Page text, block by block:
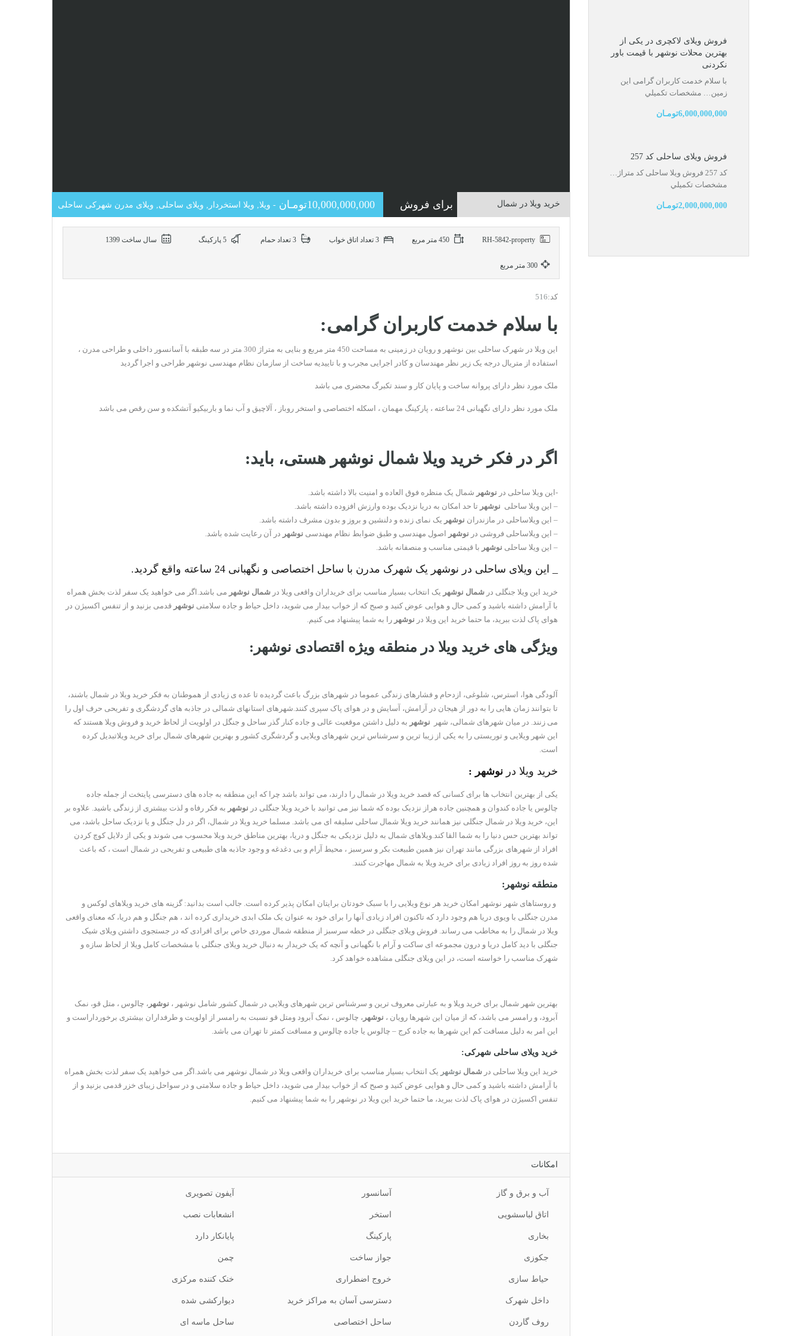
خرید ویلا در شمال برای فروش 10,000,000,000تومـان - ویلا, ویلا استخردار, ویلای ساحلی, ویلای مدرن شهرکی ساحلی
سال ساخت 1399
300 متر مربع
کد:516
با سلام خدمت کاربران گرامی:
این ویلا در شهرک ساحلی بین نوشهر و رویان در زمینی به مساحت 450 متر مربع و بنایی به متراژ 300 متر در سه طبقه با آسانسور داخلی و طراحی مدرن ،
استفاده از متریال درجه یک زیر نظر مهندسان و کادر اجرایی مجرب و با تاییدیه ساخت از سازمان نظام مهندسی نوشهر طراحی و اجرا گردید
ملک مورد نظر دارای پروانه ساخت و پایان کار و سند تکبرگ محضری می باشد
ملک مورد نظر دارای نگهبانی 24 ساعته ، پارکینگ مهمان ، اسکله اختصاصی و استخر روباز ، آلاچیق و آب نما و باربیکیو آتشکده و سن رقص می باشد
اگر در فکر خرید ویلا شمال نوشهر هستی، باید:
-این ویلا ساحلی در نوشهر شمال یک منظره فوق العاده و امنیت بالا داشته باشد.
– این ویلا ساحلی نوشهر تا حد امکان به دریا نزدیک بوده وارزش افزوده داشته باشد.
– این ویلاساحلی در مازندران نوشهر یک نمای زنده و دلنشین و بروز و بدون مشرف داشته باشد.
– این ویلاساحلی فروشی در نوشهر اصول مهندسی و طبق ضوابط نظام مهندسی نوشهر در آن رعایت شده باشد.
– این ویلا ساحلی نوشهر با قیمتی مناسب و منصفانه باشد.
_ این ویلای ساحلی در نوشهر یک شهرک مدرن با ساحل اختصاصی و نگهبانی 24 ساعته واقع گردید.
خرید این ویلا جنگلی در شمال نوشهر یک انتخاب بسیار مناسب برای خریداران واقعی ویلا در شمال نوشهر می باشد.اگر می خواهید یک سفر لذت بخش همراه
با آرامش داشته باشید و کمی حال و هوایی عوض کنید و صبح که از خواب بیدار می شوید، داخل حیاط و جاده سلامتی نوشهر قدمی بزنید و از تنفس اکسیژن در
هوای پاک لذت ببرید، ما حتما خرید این ویلا در نوشهر را به شما پیشنهاد می کنیم.
ویژگی های خرید ویلا در منطقه ویژه اقتصادی نوشهر:
آلودگی هوا، استرس، شلوغی، ازدحام و فشارهای زندگی عموما در شهرهای بزرگ باعث گردیده تا عده ی زیادی از هموطنان به فکر خرید ویلا در شمال باشند،
تا بتوانند زمان هایی را به دور از هیجان در آرامش، آسایش و در هوای پاک سپری کنند.شهرهای استانهای شمالی در جاذبه های گردشگری و تفریحی حرف اول را
می زنند. در میان شهرهای شمالی، شهر نوشهر به دلیل داشتن موقعیت عالی و جاده کنار گذر ساحل و جنگل در اولویت از لحاظ خرید و فروش ویلا هستند که
این شهر ویلایی و توریستی را به یکی از زیبا ترین و سرشناس ترین شهرهای ویلایی و گردشگری کشور و بهترین شهرهای شمال برای خرید ویلاتبدیل کرده
است.
خرید ویلا در نوشهر :
یکی از بهترین انتخاب ها برای کسانی که قصد خرید ویلا در شمال را دارند، می تواند باشد چرا که این منطقه به جاده های دسترسی پایتخت از جمله جاده
چالوس یا جاده کندوان و همچنین جاده هراز نزدیک بوده که شما نیز می توانید با خرید ویلا جنگلی در نوشهر به فکر رفاه و لذت بیشتری از زندگی باشید. علاوه بر
این، خرید ویلا در شمال جنگلی نیز همانند خرید ویلا شمال ساحلی سلیقه ای می باشد. مسلما خرید ویلا در شمال، اگر در دل جنگل و یا نزدیک ساحل باشد، می
تواند بهترین حس دنیا را به شما القا کند.ویلاهای شمال به دلیل نزدیکی به جنگل و دریا، بهترین مناطق خرید ویلا محسوب می شوند و یکی از دلایل کوچ کردن
افراد از شهرهای بزرگی مانند تهران نیز همین طبیعت بکر و سرسبز ، محیط آرام و بی دغدغه و وجود جاذبه های طبیعی و تفریحی در شمال است ، که باعث
شده روز به روز افراد زیادی برای خرید ویلا به شمال مهاجرت کنند.
منطقه نوشهر:
و روستاهای شهر نوشهر امکان خرید هر نوع ویلایی را با سبک خودتان برایتان امکان پذیر کرده است. جالب است بدانید: گزینه های خرید ویلاهای لوکس و
مدرن جنگلی با ویوی دریا هم وجود دارد که تاکنون افراد زیادی آنها را برای خود به عنوان یک ملک ابدی خریداری کرده اند ، هم جنگل و هم دریا، که معنای واقعی
ویلا در شمال را به مخاطب می رساند. فروش ویلای جنگلی در خطه سرسبز از منطقه شمال موردی خاص برای افرادی که در جستجوی داشتن ویلای شیک
جنگلی با دید کامل دریا و درون مجموعه ای ساکت و آرام با نگهبانی و آنچه که یک خریدار به دنبال خرید ویلای جنگلی با مشخصات کامل ویلا از لحاظ سازه و
شهرک مناسب را خواسته است، در این ویلای جنگلی مشاهده خواهد کرد.
بهترین شهر شمال برای خرید ویلا و به عبارتی معروف ترین و سرشناس ترین شهرهای ویلایی در شمال کشور شامل نوشهر ، نوشهر ، چالوس ، متل قو، نمک
آبرود، و رامسر می باشد، که از میان این شهرها رویان ، نوشهر ، چالوس ، نمک آبرود ومتل قو نسبت به رامسر از اولویت و طرفداران بیشتری برخورداراست و
این امر به دلیل مسافت کم این شهرها به جاده کرج – چالوس یا جاده چالوس و مسافت کمتر تا تهران می باشد.
خرید ویلای ساحلی شهرکی:
خرید این ویلا ساحلی در شمال نوشهر یک انتخاب بسیار مناسب برای خریداران واقعی ویلا در شمال نوشهر می باشد.اگر می خواهید یک سفر لذت بخش همراه
با آرامش داشته باشید و کمی حال و هوایی عوض کنید و صبح که از خواب بیدار می شوید، داخل حیاط و جاده سلامتی و در سواحل زیبای خزر قدمی بزنید و از
تنفس اکسیژن در هوای پاک لذت ببرید، ما حتما خرید این ویلا در نوشهر را به شما پیشنهاد می کنیم.
امکانات
آب و برق و گاز آسانسور آیفون تصویری
اتاق لباسشویی استخر انشعابات نصب
بخاری پارکینگ پایانکار دارد
جکوزی جواز ساخت چمن
حیاط سازی خروج اضطراری خنک کننده مرکزی
داخل شهرک دسترسی آسان به مراکز خرید دیوارکشی شده
روف گاردن ساحل اختصاصی ساحل ماسه ای
فروش ویلای لاکچری در یکی از
بهترین محلات نوشهر با قیمت باور
نکردنی
با سلام خدمت کاربران گرامی این
زمین… مشخصات تكميلي
6,000,000,000تومـان
فروش ویلای ساحلی کد 257
کد 257 فروش ویلا ساحلی کد متراژ…
مشخصات تكميلي
2,000,000,000تومـان